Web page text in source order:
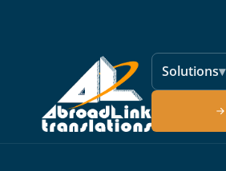
Solutions▾